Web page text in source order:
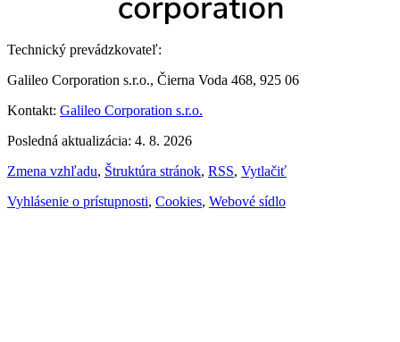
Technický prevádzkovateľ:
Galileo Corporation s.r.o., Čierna Voda 468, 925 06
Kontakt: Galileo Corporation s.r.o.
Posledná aktualizácia: 4. 8. 2026
Zmena vzhľadu, Štruktúra stránok, RSS, Vytlačiť
Vyhlásenie o prístupnosti, Cookies, Webové sídlo